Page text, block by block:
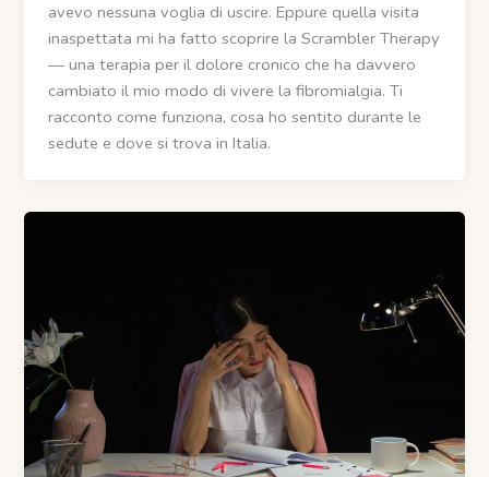
avevo nessuna voglia di uscire. Eppure quella visita
inaspettata mi ha fatto scoprire la Scrambler Therapy
— una terapia per il dolore cronico che ha davvero
cambiato il mio modo di vivere la fibromialgia. Ti
racconto come funziona, cosa ho sentito durante le
sedute e dove si trova in Italia.